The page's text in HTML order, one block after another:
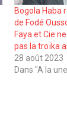
Bogola Haba
de Fodé
Faya et Cie
pas la troïka
28 août 2023
Dans "A la